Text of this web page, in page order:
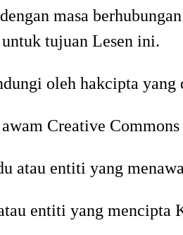
masa
tujuan Lesen ini.
oleh hakcipta
Creative
atau entiti yang
entiti yang mencipta